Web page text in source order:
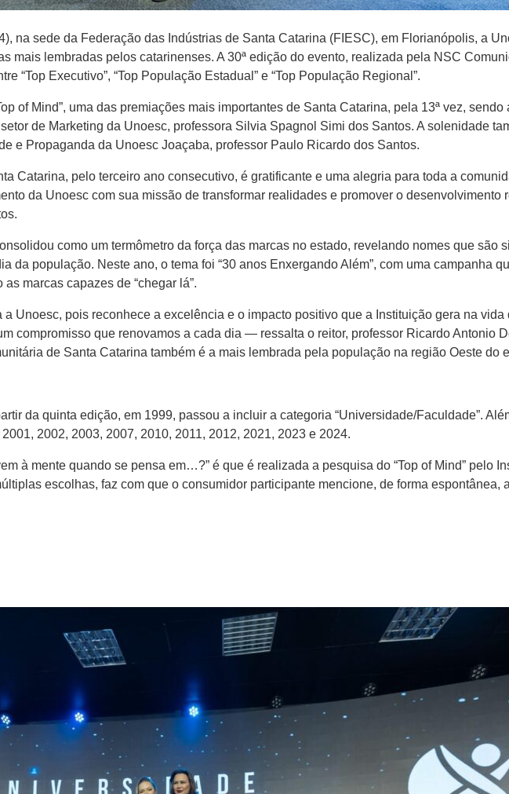
na sede da Federação das Indústrias de Santa Catarina (FIESC), em Florianópolis, a
mais lembradas pelos catarinenses. A 30ª edição do evento, realizada pela NSC
“Top Executivo”, “Top População Estadual” e “Top População Regional”.
of Mind”, uma das premiações mais importantes de Santa Catarina, pela 13ª vez,
de Marketing da Unoesc, professora Silvia Spagnol Simi dos Santos. A solenidade
e Propaganda da Unoesc Joaçaba, professor Paulo Ricardo dos Santos.
Catarina, pelo terceiro ano consecutivo, é gratificante e uma alegria para toda a
da Unoesc com sua missão de transformar realidades e promover o
como um termômetro da força das marcas no estado, revelando nomes que são
da população. Neste ano, o tema foi “30 anos Enxergando Além”, com uma campanha
marcas capazes de “chegar lá”.
Unoesc, pois reconhece a excelência e o impacto positivo que a Instituição gera na vida
compromisso que renovamos a cada dia — ressalta o reitor, professor Ricardo Antonio
de Santa Catarina também é a mais lembrada pela população na região Oeste do
da quinta edição, em 1999, passou a incluir a categoria “Universidade/Faculdade”.
2002, 2003, 2007, 2010, 2011, 2012, 2021, 2023 e 2024.
à mente quando se pensa em…?” é que é realizada a pesquisa do “Top of Mind” pelo
escolhas, faz com que o consumidor participante mencione, de forma espontânea,